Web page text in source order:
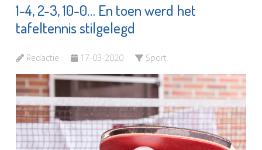
1-4, 2-3, 10-0… En toen werd het
tafeltennis stilgelegd
Redactie 17-03-2020 Sport